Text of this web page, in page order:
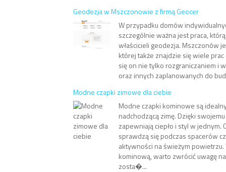
Geodezja w Mszczonowie z firmą Geocer
W przypadku domów
szczególnie ważna jest praca,
właścicieli geodezja. Mszczonów
której także znajdzie się wiele
się on nie tylko rozgraniczaniem i
oraz innych zaplanowanych do
Modne czapki zimowe dla ciebie
Modne czapki kominowe są
nadchodzącą zimę. Dzięki
zapewniają ciepło i styl w jednym.
sprawdzą się podczas spacerów
aktywności na świeżym powietrzu.
kominową, warto zwrócić uwagę
zosta�...